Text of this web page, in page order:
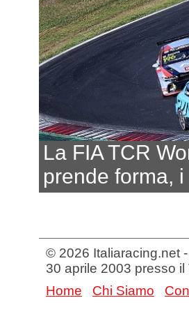
La FIA TCR
prende forma,
© 2026 Italiaracing.net
30 aprile 2003 presso
Home
Chi Siamo